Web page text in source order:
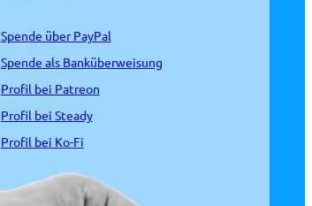
Spende über PayPal
Spende als Banküberweisung
Profil bei Patreon
Profil bei Steady
Profil bei Ko-Fi